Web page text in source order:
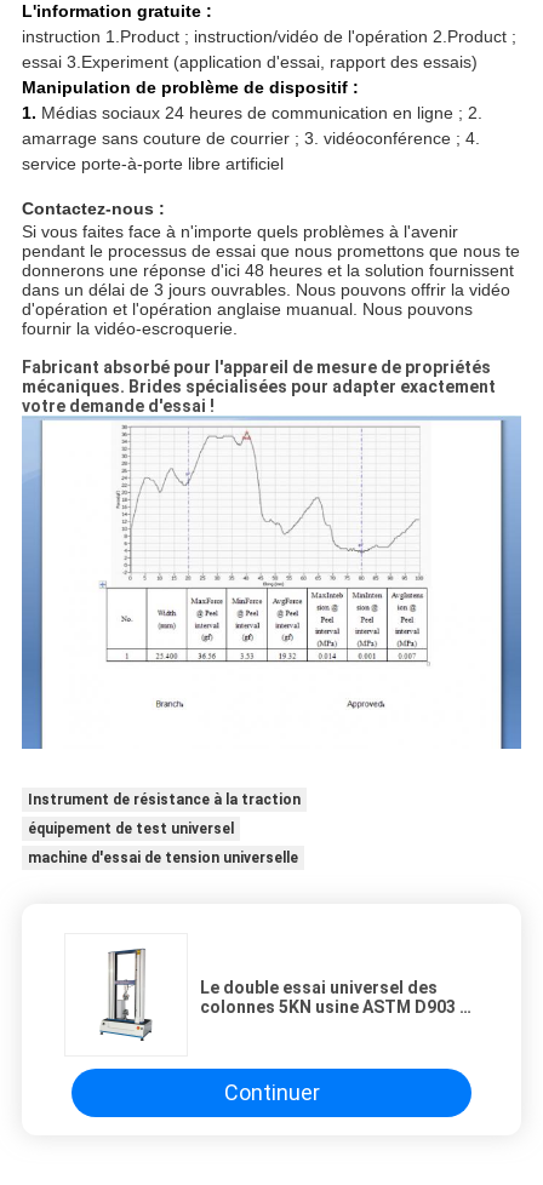
L'information gratuite :
instruction 1.Product ; instruction/vidéo de l'opération 2.Product ;
essai 3.Experiment (application d'essai, rapport des essais)
Manipulation de problème de dispositif :
1. Médias sociaux 24 heures de communication en ligne ; 2.
amarrage sans couture de courrier ; 3. vidéoconférence ; 4.
service porte-à-porte libre artificiel
Contactez-nous :
Si vous faites face à n'importe quels problèmes à l'avenir
pendant le processus de essai que nous promettons que nous te
donnerons une réponse d'ici 48 heures et la solution fournissent
dans un délai de 3 jours ouvrables. Nous pouvons offrir la vidéo
d'opération et l'opération anglaise muanual. Nous pouvons
fournir la vidéo-escroquerie.
Fabricant absorbé pour l'appareil de mesure de propriétés
mécaniques. Brides spécialisées pour adapter exactement
votre demande d'essai !
Instrument de résistance à la traction
équipement de test universel
machine d'essai de tension universelle
Le double essai universel des
colonnes 5KN usine ASTM D903 a
Continuer